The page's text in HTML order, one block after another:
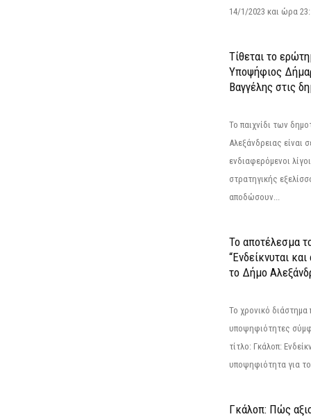
14/1/2023 και ώρα
Τίθεται το
Υποψήφιος
Βαγγέλης στις
Το παιχνίδι των
Αλεξάνδρειας είναι
ενδιαφερόμενοι
στρατηγικής
αποδώσουν...
Το αποτέλεσμα
“Ενδείκνυται
το Δήμο
Το χρονικό διάστημα
υποψηφιότητες
τίτλο: Γκάλοπ:
υποψηφιότητα για
Γκάλοπ: Πώς